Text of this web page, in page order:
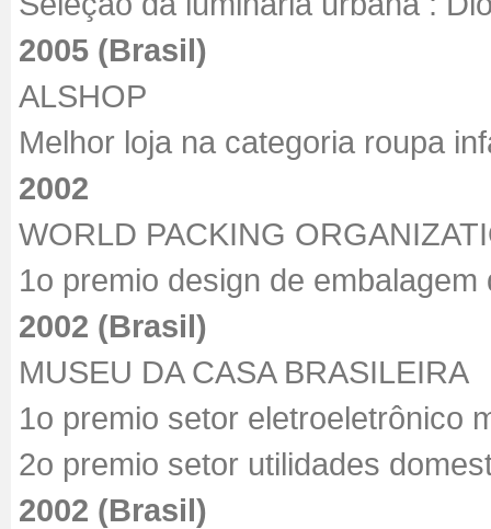
2005 (Brasil)
ALSHOP
Melhor loja na categoria roupa
2002
WORLD PACKING
1o premio design de
2002 (Brasil)
MUSEU DA CASA BRASILEIRA
1o premio setor eletroeletrônico
2o premio setor utilidades
2002 (Brasil)